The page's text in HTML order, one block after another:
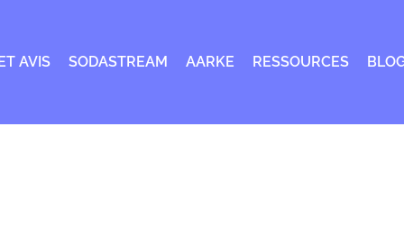
AVIS SODASTREAM AARKE RESSOURCES